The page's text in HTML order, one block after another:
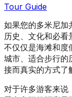
Tour Guide
如果您的多米尼加
历史、文化和必看
不仅仅是海滩和度
城市、适合步行的
接而真实的方式了
对于许多游客来说